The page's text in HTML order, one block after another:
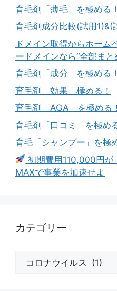
育毛剤「薄毛」を極める！
育毛剤成分比較(試用1)&(
ドメイン取得からホーム
ードメインなら“全部まと
育毛剤「成分」を極める！
育毛剤「効果」極める！
育毛剤「AGA」を極める！
育毛剤「口コミ」を極め
育毛「シャンプー」を極
初期費用110,000円が
MAXで事業を加速せよ
カテゴリー